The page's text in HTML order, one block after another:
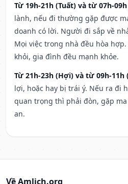
Từ 19h-21h (Tuất) và từ 07h-
lành, nếu đi thường gặp được
doanh có lời. Người đi sắp về
Mọi việc trong nhà đều hòa
khỏi, gia đình đều mạnh khỏe.
Từ 21h-23h (Hợi) và từ 09h-11h
lợi, hoặc hay bị trái ý. Nếu ra đi
quan trọng thì phải đòn, gặp
an.
Về Amlich.org